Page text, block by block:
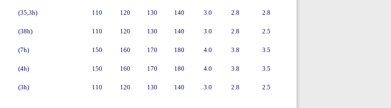
(35,3h) 110 120 130 140 3.0 2.8 2.8
(38h) 110 120 130 140 3.0 2.8 2.5
(7h) 150 160 170 180 4.0 3.8 3.5
(4h) 150 160 170 180 4.0 3.8 3.5
(3h) 110 120 130 140 3.0 2.8 2.5